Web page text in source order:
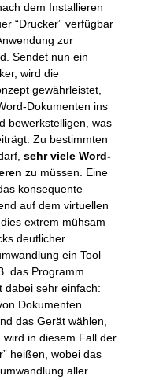
dem Installieren
“Drucker” verfügbar
zur
Sendet nun ein
wird die
gewährleistet,
Dokumenten ins
bewerkstelligen, was
Zu bestimmten
sehr viele Word-
zu müssen. Eine
konsequente
auf dem virtuellen
extrem mühsam
deutlicher
ein Tool
das Programm
dabei sehr einfach:
Dokumenten
das Gerät wählen,
in diesem Fall der
heißen, wobei das
aller